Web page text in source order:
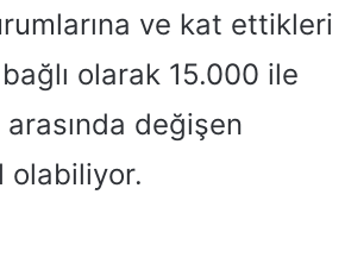
ve kat ettikleri
olarak 15.000 ile
değişen
olabiliyor.